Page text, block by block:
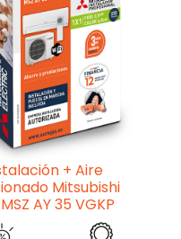
+ Aire
Mitsubishi
AY 35 VGKP